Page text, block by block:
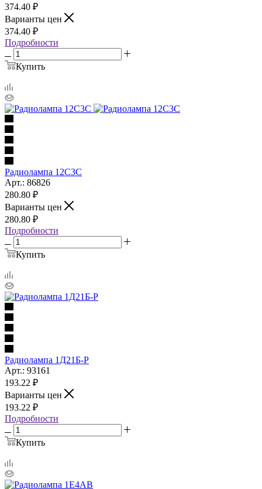
374.40 ₽
Варианты цен
374.40 ₽
Подробности
Купить
Радиолампа 12С3С
Арт.: 86826
280.80 ₽
Варианты цен
280.80 ₽
Подробности
Купить
Радиолампа 1Д21Б-Р
Арт.: 93161
193.22 ₽
Варианты цен
193.22 ₽
Подробности
Купить